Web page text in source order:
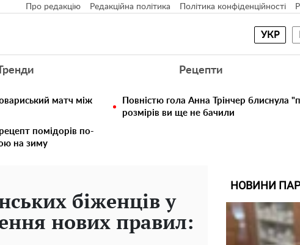
Про редакцію Редакційна політика Політика конфіденційності
УКР
Рецепти
матч між
Повністю гола Анна Трінчер блиснула
розмірів ви ще не бачили
помідорів по-
на зиму
біженців у
нових правил:
НОВИНИ